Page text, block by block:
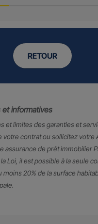
RETOUR
et informatives
et limites des garanties et
votre contrat ou sollicitez votre
assurance de prêt immobilier
Loi, il est possible à la seule
moins 20% de la surface